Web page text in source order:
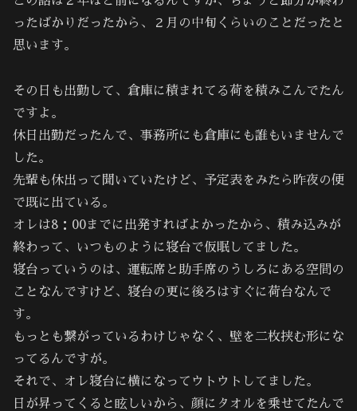
ったばかりだったから、２月の中旬くらいのことだったと
思います。
その日も出勤して、倉庫に積まれてる荷を積みこんでたん
ですよ。
休日出勤だったんで、事務所にも倉庫にも誰もいませんで
した。
先輩も休出って聞いていたけど、予定表をみたら昨夜の便
で既に出ている。
オレは8：00までに出発すればよかったから、積み込みが
終わって、いつものように寝台で仮眠してました。
寝台っていうのは、運転席と助手席のうしろにある空間の
ことなんですけど、寝台の更に後ろはすぐに荷台なんで
す。
もっとも繋がっているわけじゃなく、壁を二枚挟む形にな
ってるんですが。
それで、オレ寝台に横になってウトウトしてました。
日が昇ってくると眩しいから、顔にタオルを乗せてたんで